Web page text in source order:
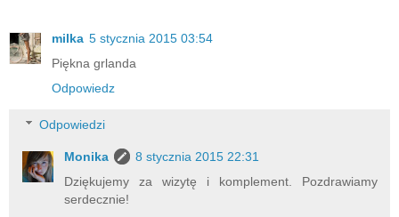
milka 5 stycznia 2015 03:54
Piękna grlanda
Odpowiedz
Odpowiedzi
Monika
8 stycznia 2015 22:31
Dziękujemy za wizytę i komplement. Pozdrawiamy
serdecznie!